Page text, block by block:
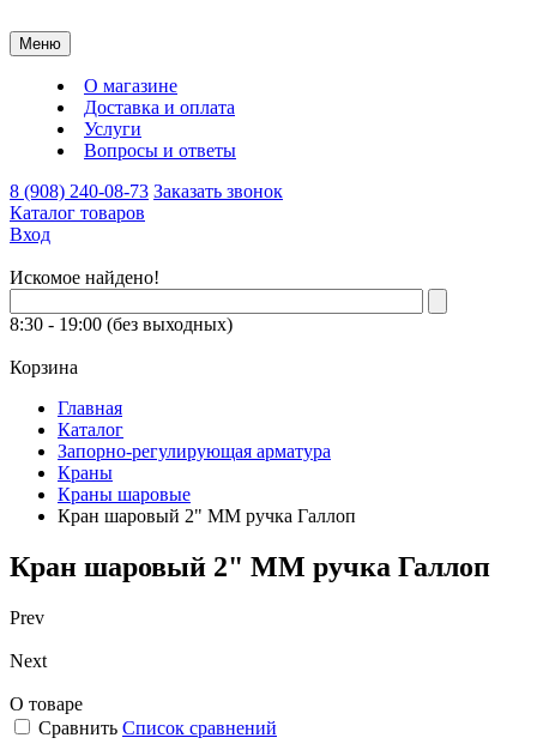
Меню
О магазине
Доставка и оплата
Услуги
Вопросы и ответы
8 (908) 240-08-73 Заказать звонок
Каталог товаров
Вход
Искомое найдено!
8:30 - 19:00 (без выходных)
Корзина
Главная
Каталог
Запорно-регулирующая арматура
Краны
Краны шаровые
Кран шаровый 2" ММ ручка Галлоп
Кран шаровый 2" ММ ручка Галлоп
Prev
Next
О товаре
Сравнить Список сравнений